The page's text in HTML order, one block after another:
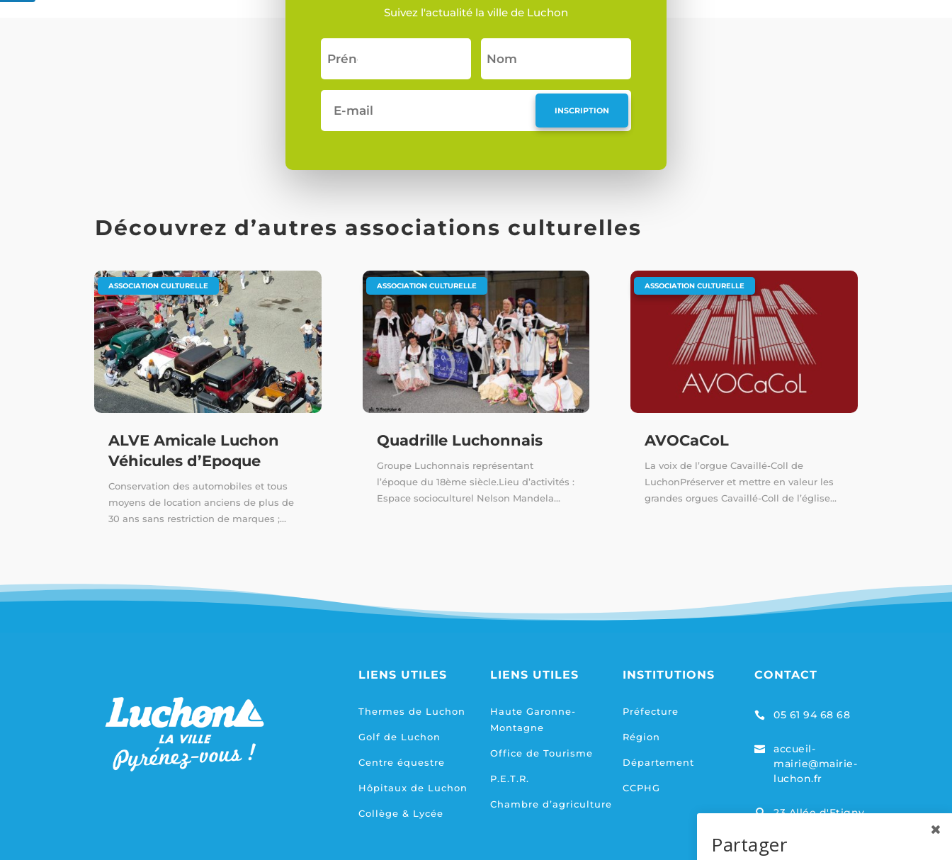
Suivez l'actualité la ville de Luchon
INSCRIPTION
Découvrez d’autres associations culturelles
ALVE Amicale Luchon
Véhicules d’Epoque
ASSOCIATION CULTURELLE
Conservation des automobiles et tous
moyens de location anciens de plus de
30 ans sans restriction de marques ;...
Quadrille Luchonnais
ASSOCIATION CULTURELLE
Groupe Luchonnais représentant
l’époque du 18ème siècle.Lieu d’activités :
Espace socioculturel Nelson Mandela...
AVOCaCoL
ASSOCIATION CULTURELLE
La voix de l’orgue Cavaillé-Coll de
LuchonPréserver et mettre en valeur les
grandes orgues Cavaillé-Coll de l’église...
LIENS UTILES
Thermes de Luchon
Golf de Luchon
Centre équestre
Hôpitaux de Luchon
Collège & Lycée
LIENS UTILES
Haute Garonne-
Montagne
Office de Tourisme
P.E.T.R.
Chambre d’agriculture
INSTITUTIONS
Préfecture
Région
Département
CCPHG
CONTACT
 05 61 94 68 68

accueil-
mairie@mairie-
luchon.fr

23 Allée d'Etigny,
Luchon
Partager